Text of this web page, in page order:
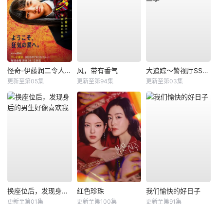
怪奇-伊藤润二令人彻夜难眠的奇异故事－
更新至第05集
风，带有香气
更新至第94集
大追踪〜警视厅SSBC强行犯系〜第二季
更新至第03集
换座位后，发现身后的男生好像喜欢我
更新至第01集
红色珍珠
更新至第100集
我们愉快的好日子
更新至第91集